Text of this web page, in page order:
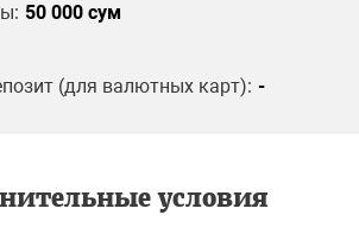
50 000 сум
(для валютных карт): -
условия